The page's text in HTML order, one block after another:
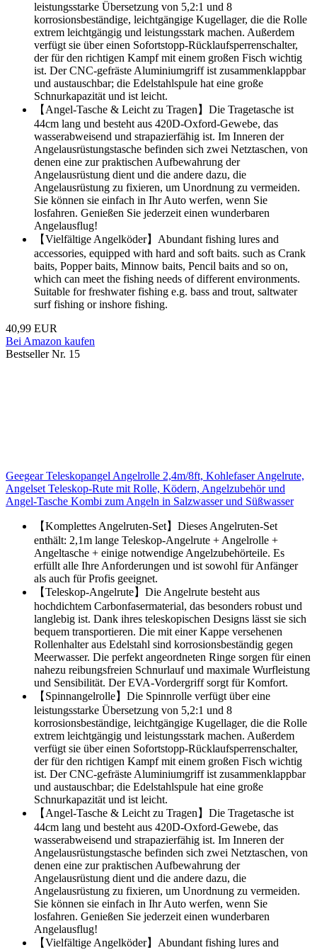
leistungsstarke Übersetzung von 5,2:1 und 8
korrosionsbeständige, leichtgängige Kugellager, die die Rolle
extrem leichtgängig und leistungsstark machen. Außerdem
verfügt sie über einen Sofortstopp-Rücklaufsperrenschalter,
der für den richtigen Kampf mit einem großen Fisch wichtig
ist. Der CNC-gefräste Aluminiumgriff ist zusammenklappbar
und austauschbar; die Edelstahlspule hat eine große
Schnurkapazität und ist leicht.
【Angel-Tasche & Leicht zu Tragen】Die Tragetasche ist
44cm lang und besteht aus 420D-Oxford-Gewebe, das
wasserabweisend und strapazierfähig ist. Im Inneren der
Angelausrüstungstasche befinden sich zwei Netztaschen, von
denen eine zur praktischen Aufbewahrung der
Angelausrüstung dient und die andere dazu, die
Angelausrüstung zu fixieren, um Unordnung zu vermeiden.
Sie können sie einfach in Ihr Auto werfen, wenn Sie
losfahren. Genießen Sie jederzeit einen wunderbaren
Angelausflug!
【Vielfältige Angelköder】Abundant fishing lures and
accessories, equipped with hard and soft baits. such as Crank
baits, Popper baits, Minnow baits, Pencil baits and so on,
which can meet the fishing needs of different environments.
Suitable for freshwater fishing e.g. bass and trout, saltwater
surf fishing or inshore fishing.
40,99 EUR
Bei Amazon kaufen
Bestseller Nr. 15
Geegear Teleskopangel Angelrolle 2,4m/8ft, Kohlefaser Angelrute,
Angelset Teleskop-Rute mit Rolle, Ködern, Angelzubehör und
Angel-Tasche Kombi zum Angeln in Salzwasser und Süßwasser
【Komplettes Angelruten-Set】Dieses Angelruten-Set
enthält: 2,1m lange Teleskop-Angelrute + Angelrolle +
Angeltasche + einige notwendige Angelzubehörteile. Es
erfüllt alle Ihre Anforderungen und ist sowohl für Anfänger
als auch für Profis geeignet.
【Teleskop-Angelrute】Die Angelrute besteht aus
hochdichtem Carbonfasermaterial, das besonders robust und
langlebig ist. Dank ihres teleskopischen Designs lässt sie sich
bequem transportieren. Die mit einer Kappe versehenen
Rollenhalter aus Edelstahl sind korrosionsbeständig gegen
Meerwasser. Die perfekt angeordneten Ringe sorgen für einen
nahezu reibungsfreien Schnurlauf und maximale Wurfleistung
und Sensibilität. Der EVA-Vordergriff sorgt für Komfort.
【Spinnangelrolle】Die Spinnrolle verfügt über eine
leistungsstarke Übersetzung von 5,2:1 und 8
korrosionsbeständige, leichtgängige Kugellager, die die Rolle
extrem leichtgängig und leistungsstark machen. Außerdem
verfügt sie über einen Sofortstopp-Rücklaufsperrenschalter,
der für den richtigen Kampf mit einem großen Fisch wichtig
ist. Der CNC-gefräste Aluminiumgriff ist zusammenklappbar
und austauschbar; die Edelstahlspule hat eine große
Schnurkapazität und ist leicht.
【Angel-Tasche & Leicht zu Tragen】Die Tragetasche ist
44cm lang und besteht aus 420D-Oxford-Gewebe, das
wasserabweisend und strapazierfähig ist. Im Inneren der
Angelausrüstungstasche befinden sich zwei Netztaschen, von
denen eine zur praktischen Aufbewahrung der
Angelausrüstung dient und die andere dazu, die
Angelausrüstung zu fixieren, um Unordnung zu vermeiden.
Sie können sie einfach in Ihr Auto werfen, wenn Sie
losfahren. Genießen Sie jederzeit einen wunderbaren
Angelausflug!
【Vielfältige Angelköder】Abundant fishing lures and